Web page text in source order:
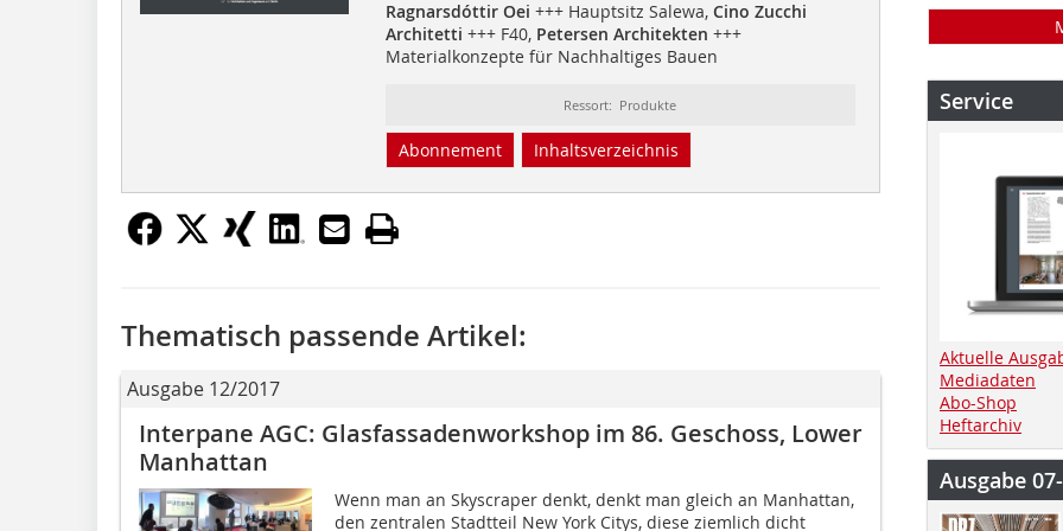
Ragnarsdóttir Oei +++ Hauptsitz Salewa, Cino Zucchi
Architetti +++ F40, Petersen Architekten +++
Materialkonzepte für Nachhaltiges Bauen
Ressort: Produkte
Abonnement Inhaltsverzeichnis
Thematisch passende Artikel:
Ausgabe 12/2017
Interpane AGC: Glasfassadenworkshop im 86. Geschoss, Lower
Manhattan
Wenn man an Skyscraper denkt, denkt man gleich an Manhattan,
den zentralen Stadtteil New York Citys, diese ziemlich dicht
Service
Aktuelle
Mediadaten
Abo-Shop
Heftarchiv
Ausgabe